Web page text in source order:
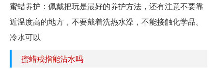
蜜蜡养护：佩戴把玩是最好的养护方法，还有注意不要靠
近温度高的地方，不要戴着洗热水澡，不能接触化学品。
冷水可以
蜜蜡戒指能沾水吗